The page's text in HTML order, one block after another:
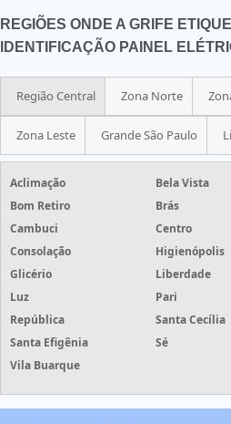
REGIÕES ONDE A GRIFE
IDENTIFICAÇÃO PAINEL
Região Central Zona Norte
Zona Leste Grande São Paulo
Aclimação
Bela Vista
Bom Retiro
Brás
Cambuci
Centro
Consolação
Higienópolis
Glicério
Liberdade
Luz
Pari
República
Santa Cecília
Santa Efigênia
Sé
Vila Buarque